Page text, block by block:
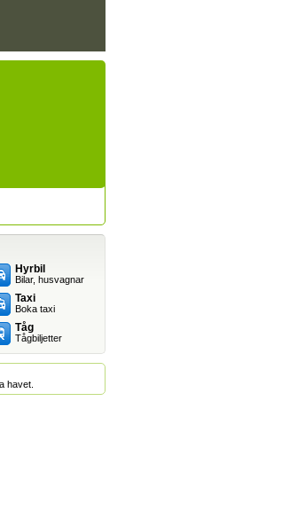
Hyrbil
Bilar, husvagnar
Taxi
Boka taxi
Tåg
Tågbiljetter
havet.